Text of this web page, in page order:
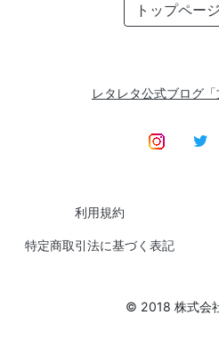
トップペー
レタレタ公式ブログ「
利用規約
特定商取引法に基づく表記
© 2018 株式会